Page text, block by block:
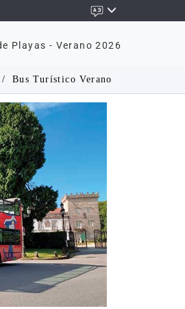
Playas - Verano 2026
Bus Turístico Verano